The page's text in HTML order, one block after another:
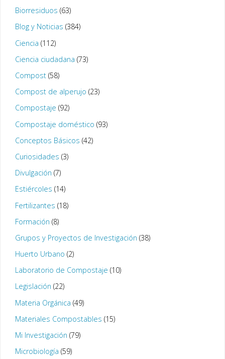
Biorresiduos (63)
Blog y Noticias (384)
Ciencia (112)
Ciencia ciudadana (73)
Compost(58)
Compost de alperujo (23)
Compostaje (92)
Compostaje doméstico (93)
Conceptos Básicos (42)
Curiosidades (3)
Divulgación (7)
Estiércoles (14)
Fertilizantes (18)
Formación (8)
Grupos y Proyectos de Investigación (38)
Huerto Urbano (2)
Laboratorio de Compostaje (10)
Legislación (22)
Materia Orgánica (49)
Materiales Compostables (15)
Mi Investigación (79)
Microbiología (59)